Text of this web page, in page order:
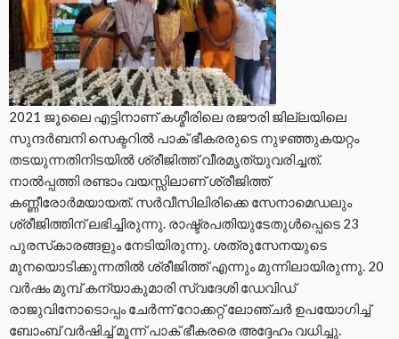
2021 ജൂലൈ എട്ടിനാണ് കശ്മീരിലെ രജൗരി ജില്ലയിലെ
സുന്ദര്‍ബനി സെക്ടറില്‍ പാക് ഭീകരരുടെ നുഴഞ്ഞുകയറ്റം
തടയുന്നതിനിടയില്‍ ശ്രീജിത്ത് വീരമൃത്യുവരിച്ചത്.
നാല്‍പ്പത്തി രണ്ടാം വയസ്സിലാണ് ശ്രീജിത്ത്
കണ്ണീരോര്‍മയായത്. സര്‍വീസിലിരിക്കെ സേനാമെഡലും
ശ്രീജിത്തിന് ലഭിച്ചിരുന്നു. രാഷ്ട്രപതിയുടേതുള്‍പ്പെടെ 23
പുരസ്‌കാരങ്ങളും നേടിയിരുന്നു. ശത്രുസേനയുടെ
മുനയൊടിക്കുന്നതില്‍ ശ്രീജിത്ത് എന്നും മുന്നിലായിരുന്നു. 20
വര്‍ഷം മുമ്പ് കന്യാകുമാരി സ്വദേശി ഡേവിഡ്
രാജുവിനോടൊപ്പം ചേര്‍ന്ന് റോക്കറ്റ് ലോഞ്ചര്‍ ഉപയോഗിച്ച്
ബോംബ് വര്‍ഷിച്ച് മൂന്ന് പാക് ഭീകരരെ അദ്ദേഹം വധിച്ചു.